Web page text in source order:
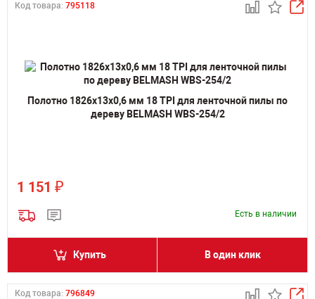
Код товара: 795118
Полотно 1826х13х0,6 мм 18 TPI для ленточной пилы по
дереву BELMASH WBS-254/2
1 151 ₽
Есть в наличии
Купить В один клик
Код товара: 796849